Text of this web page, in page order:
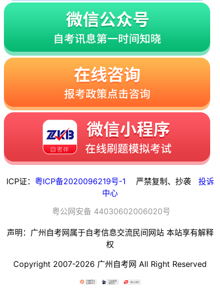
ICP证： 粤ICP备2020096219号-1 严禁复制、抄袭 投诉
中心
粤公网安备 44030602006020号
声明：广州自考网属于自考信息交流民间网站 本站享有解释
权
Copyright 2007-2026 广州自考网 All Right Reserved